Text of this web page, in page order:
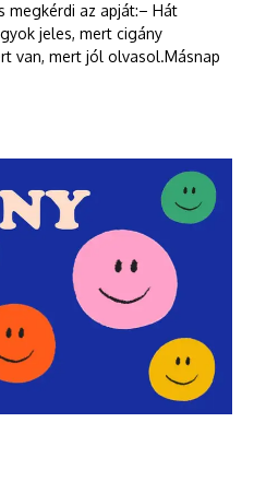
megkérdi az apját:– Hát
jeles, mert cigány
van, mert jól olvasol.Másnap